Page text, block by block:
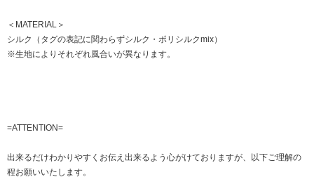
＜MATERIAL＞
シルク（タグの表記に関わらずシルク・ポリシルクmix）
※生地によりそれぞれ風合いが異なります。
=ATTENTION=
出来るだけわかりやすくお伝え出来るよう心がけておりますが、以下ご理解の
程お願いいたします。